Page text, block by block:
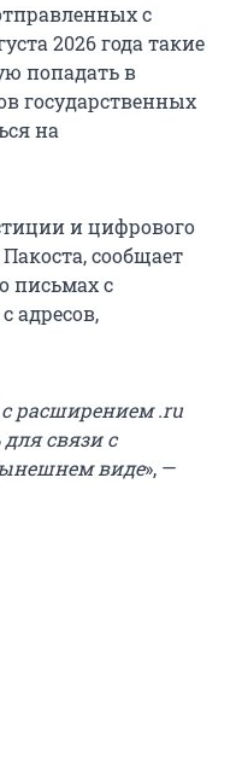
с
2026 года такие
попадать в
государственных
на
и цифрового
сообщает
письмах с
адресов,
расширением .ru
связи с
виде», —